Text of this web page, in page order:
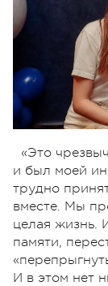
«Это
и был моей
трудно
вместе. Мы
целая жизнь.
памяти,
И в этом нет